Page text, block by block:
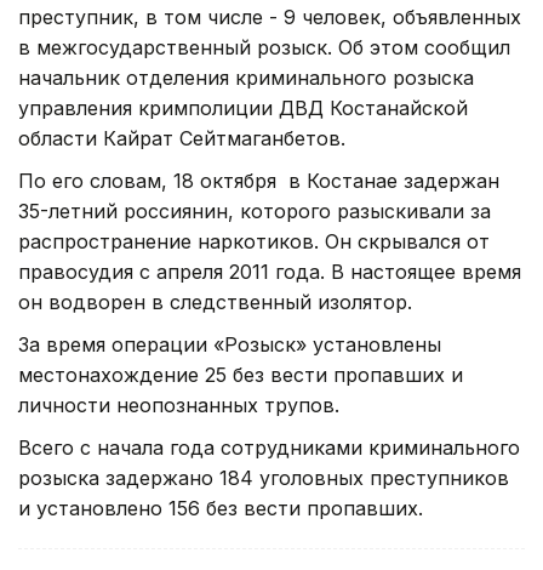
преступник, в том числе - 9 человек, объявленных
в межгосударственный розыск. Об этом сообщил
начальник отделения криминального розыска
управления кримполиции ДВД Костанайской
области Кайрат Сейтмаганбетов.
По его словам, 18 октября в Костанае задержан
35-летний россиянин, которого разыскивали за
распространение наркотиков. Он скрывался от
правосудия с апреля 2011 года. В настоящее время
он водворен в следственный изолятор.
За время операции «Розыск» установлены
местонахождение 25 без вести пропавших и
личности неопознанных трупов.
Всего с начала года сотрудниками криминального
розыска задержано 184 уголовных преступников
и установлено 156 без вести пропавших.